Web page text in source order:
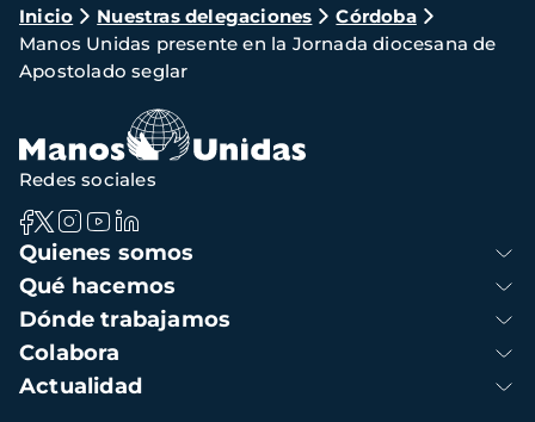
Ruta
de
navegación
Inicio Nuestras delegaciones
Córdoba
Manos Unidas presente en la Jornada diocesana de
Apostolado seglar
Navegación
principal
Quienes somos
Qué hacemos
Dónde trabajamos
Colabora
Actualidad
Redes sociales